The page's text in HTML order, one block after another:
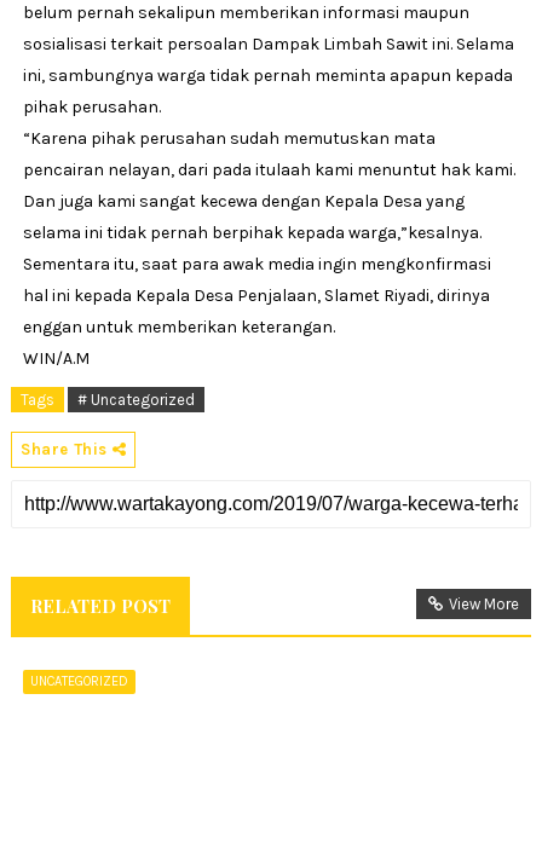
belum pernah sekalipun memberikan informasi maupun
sosialisasi terkait persoalan Dampak Limbah Sawit ini. Selama
ini, sambungnya warga tidak pernah meminta apapun kepada
pihak perusahan.
“Karena pihak perusahan sudah memutuskan mata
pencairan nelayan, dari pada itulaah kami menuntut hak kami.
Dan juga kami sangat kecewa dengan Kepala Desa yang
selama ini tidak pernah berpihak kepada warga,”kesalnya.
Sementara itu, saat para awak media ingin mengkonfirmasi
hal ini kepada Kepala Desa Penjalaan, Slamet Riyadi, dirinya
enggan untuk memberikan keterangan.
WIN/A.M
Tags # Uncategorized
Share This
RELATED POST View More
UNCATEGORIZED